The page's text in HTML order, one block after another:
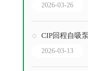
2026-03-26
CIP回程自吸
2026-03-13